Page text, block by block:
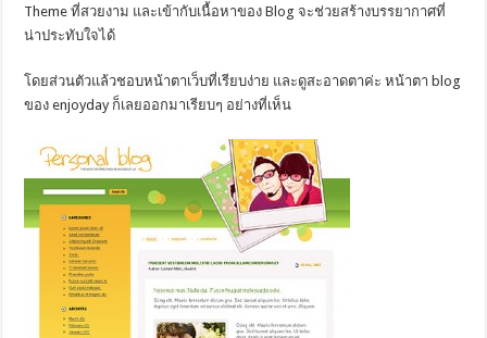
Theme ที่สวยงาม และเข้ากับเนื้อหาของ Blog จะช่วยสร้างบรรยากาศที่
น่าประทับใจได้
โดยส่วนตัวแล้วชอบหน้าตาเว็บที่เรียบง่าย และดูสะอาดตาค่ะ หน้าตา blog
ของ enjoyday ก็เลยออกมาเรียบๆ อย่างที่เห็น